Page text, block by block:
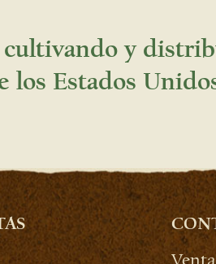
cultivando y
los Estados